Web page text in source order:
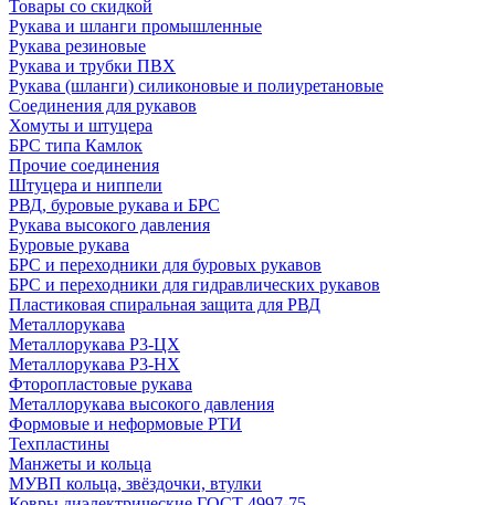
Товары со скидкой
Рукава и шланги промышленные
Рукава резиновые
Рукава и трубки ПВХ
Рукава (шланги) силиконовые и полиуретановые
Соединения для рукавов
Хомуты и штуцера
БРС типа Камлок
Прочие соединения
Штуцера и ниппели
РВД, буровые рукава и БРС
Рукава высокого давления
Буровые рукава
БРС и переходники для буровых рукавов
БРС и переходники для гидравлических рукавов
Пластиковая спиральная защита для РВД
Металлорукава
Металлорукава Р3-ЦХ
Металлорукава Р3-НХ
Фторопластовые рукава
Металлорукава высокого давления
Формовые и неформовые РТИ
Техпластины
Манжеты и кольца
МУВП кольца, звёздочки, втулки